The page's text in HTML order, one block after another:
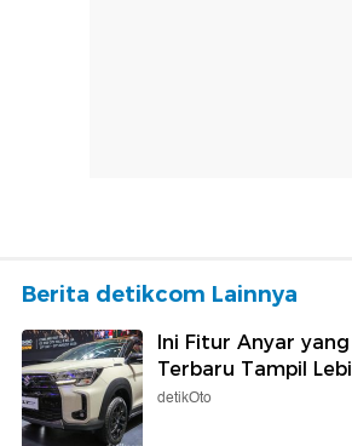
Berita detikcom Lainnya
Ini Fitur Anyar
Terbaru Tampil
detikOto